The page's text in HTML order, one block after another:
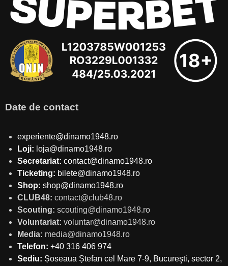
Date de contact
experiente@dinamo1948.ro
Loji: loja@dinamo1948.ro
Secretariat: contact@dinamo1948.ro
Ticketing: bilete@dinamo1948.ro
Shop: shop@dinamo1948.ro
CLUB48: contact@club48.ro
Scouting: scouting@dinamo1948.ro
Voluntariat: voluntar@dinamo1948.ro
Media: media@dinamo1948.ro
Telefon: +40 316 406 974
Sediu: Șoseaua Ștefan cel Mare 7-9, Bucureşti, sector 2,